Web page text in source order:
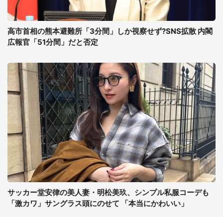
高市首相の熊本避難所「3分間」しか視察せず?SNS拡散 内閣
広報官「51分間」だと否定
サッカー堂安律の美人妻・明松美玖、シンプル私服コーデも
「激カワ」サングラス頭にのせて 「本当にかわいい」